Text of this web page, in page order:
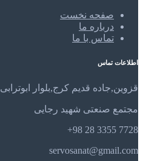
صفحه نخست
درباره ما
تماس با ما
اطلاعات تماس
قزوین,جاده قدیم کرج,بلوار ابوترابی
مجتمع صنعتی شهید رجایی
7728 3355 28 98+
servosanat@gmail.com